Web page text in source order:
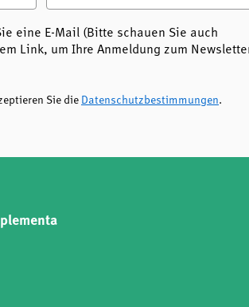
eine E-Mail (Bitte schauen Sie auch
Link, um Ihre Anmeldung zum
Sie die Datenschutzbestimmungen.